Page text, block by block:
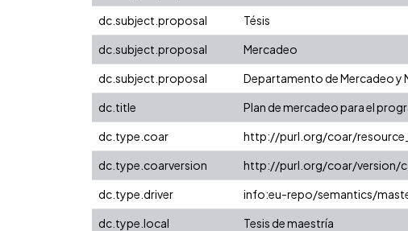
dc.subject.proposal
Tésis
dc.subject.proposal
Mercadeo
dc.subject.proposal
Departamento de Mercadeo y
dc.title
Plan de mercadeo para el
dc.type.coar
http://purl.org/coar/
dc.type.coarversion
http://purl.org/coar/version/
dc.type.driver
info:eu-repo/semantics/
dc.type.local
Tesis de maestría